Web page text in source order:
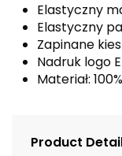
Elastyczny
Elastyczny
Zapinane
Nadruk logo
Materiał:
Product